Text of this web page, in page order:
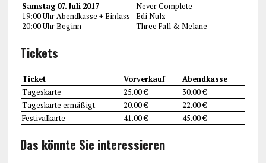
Samstag 07. Juli 2017
19:00 Uhr Abendkasse + Einlass
20:00 Uhr Beginn
Never Complete
Edi Nulz
Three Fall & Melane
Tickets
Ticket Vorverkauf
Abendkasse
Tageskarte
25.00 €
30.00 €
Tageskarte ermäßigt
20.00 €
22.00 €
Festivalkarte
41.00 € 45.00 €
Das könnte Sie interessieren